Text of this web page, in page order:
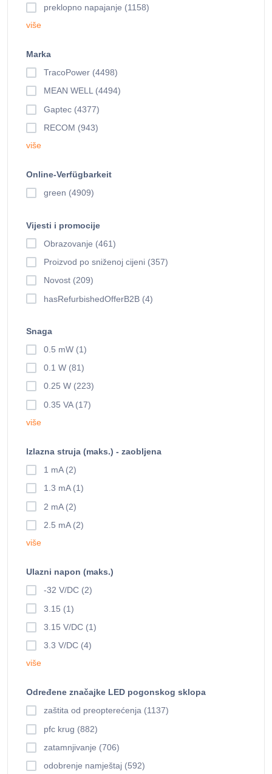
preklopno napajanje (1158)
više
Marka
TracoPower (4498)
MEAN WELL (4494)
Gaptec (4377)
RECOM (943)
više
Online-Verfügbarkeit
green (4909)
Vijesti i promocije
Obrazovanje (461)
Proizvod po sniženoj cijeni (357)
Novost (209)
hasRefurbishedOfferB2B (4)
Snaga
0.5 mW (1)
0.1 W (81)
0.25 W (223)
0.35 VA (17)
više
Izlazna struja (maks.) - zaobljena
1 mA (2)
1.3 mA (1)
2 mA (2)
2.5 mA (2)
više
Ulazni napon (maks.)
-32 V/DC (2)
3.15 (1)
3.15 V/DC (1)
3.3 V/DC (4)
više
Određene značajke LED pogonskog sklopa
zaštita od preopterećenja (1137)
pfc krug (882)
zatamnjivanje (706)
odobrenje namještaj (592)